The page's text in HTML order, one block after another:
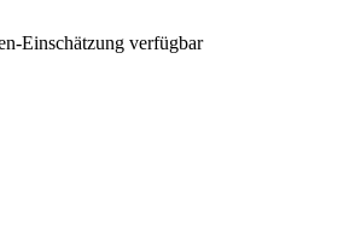
Einschätzung verfügbar